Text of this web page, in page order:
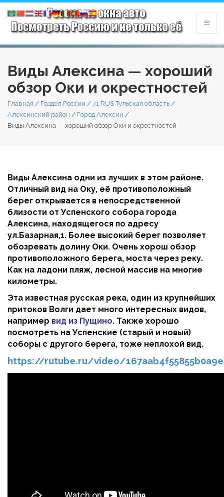
Виды Алексина — хороший
обзор Оки и окрестностей
Главная / Раздел России / 71 RUS Тульская область /
Алексинский район / Город Алексин /
Виды Алексина — хороший обзор Оки и окрестностей
Виды Алексина одни из лучших в этом районе.
Отличный вид на Оку, её противоположный
берег открывается в непосредственной
близости от Успенского собора города
Алексина, находящегося по адресу
ул.Базарная,1. Более высокий берег позволяет
обозревать долину Оки. Очень хорош обзор
противоположного берега, моста через реку.
Как на ладони пляж, лесной массив на многие
километры.
Эта известная русская река, один из крупнейших
притоков Волги дает много интересных видов,
например вид из Пущино. Также хорошо
посмотреть на Успенские (старый и новый)
соборы с другого берега, тоже неплохой вид.
https://rutube.ru/video/